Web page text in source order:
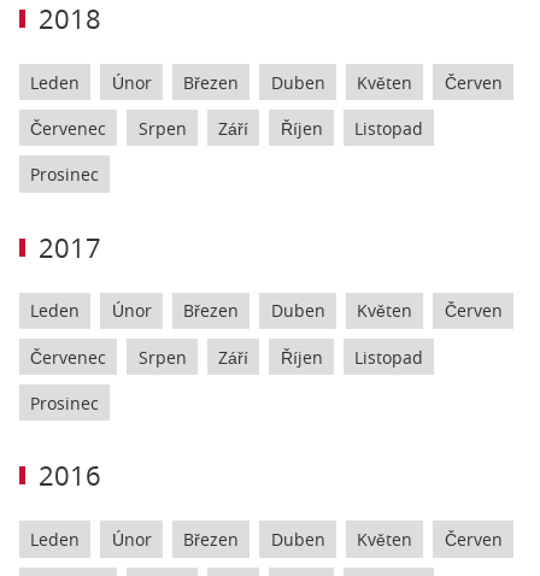
2018
Leden Únor Březen Duben Květen Červen
Červenec Srpen Září Říjen Listopad
Prosinec
2017
Leden Únor Březen Duben Květen Červen
Červenec Srpen Září Říjen Listopad
Prosinec
2016
Leden Únor Březen Duben Květen Červen